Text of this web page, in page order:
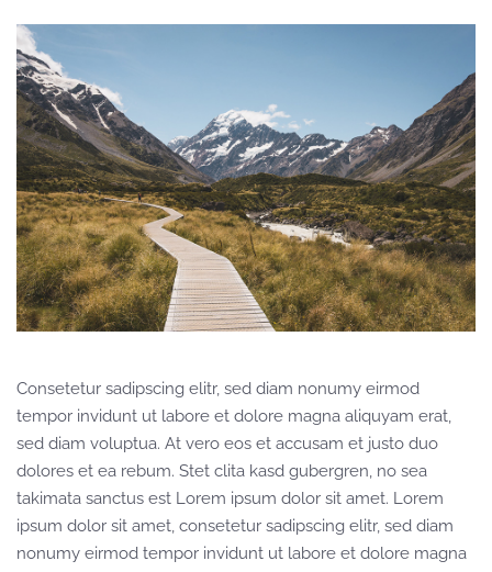
Consetetur sadipscing elitr, sed diam nonumy eirmod
tempor invidunt ut labore et dolore magna aliquyam erat,
sed diam voluptua. At vero eos et accusam et justo duo
dolores et ea rebum. Stet clita kasd gubergren, no sea
takimata sanctus est Lorem ipsum dolor sit amet. Lorem
ipsum dolor sit amet, consetetur sadipscing elitr, sed diam
nonumy eirmod tempor invidunt ut labore et dolore magna